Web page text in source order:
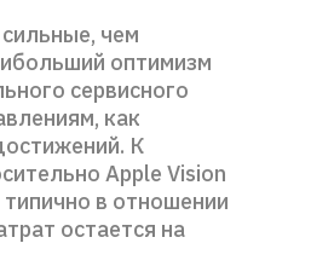
чем
оптимизм
сервисного
как
К
Apple Vision
в отношении
остается на